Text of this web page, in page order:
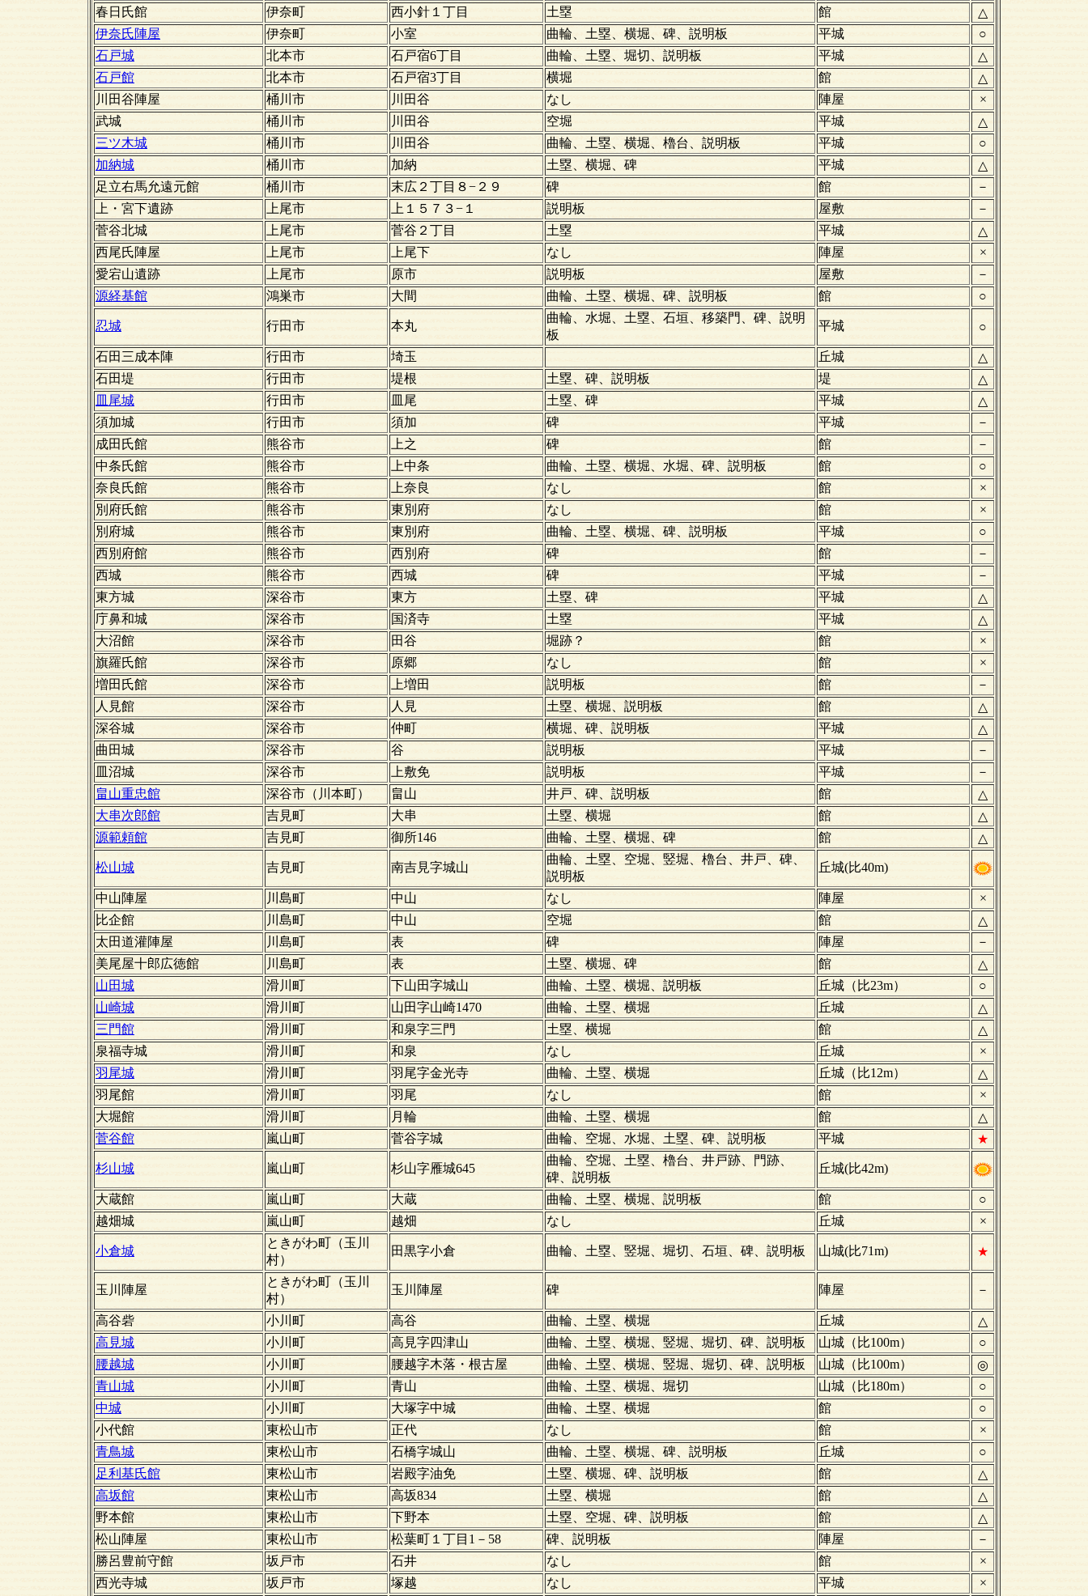
春日氏館
伊奈町 西小針１丁目 土塁 館
△
伊奈氏陣屋
伊奈町 小室 曲輪、土塁、横堀、碑、説明板 平城
○
石戸城
北本市 石戸宿6丁目 曲輪、土塁、堀切、説明板 平城
△
石戸館
北本市 石戸宿3丁目 横堀 館
△
川田谷陣屋
桶川市 川田谷 なし 陣屋
×
武城
桶川市 川田谷 空堀 平城
△
三ツ木城
桶川市 川田谷 曲輪、土塁、横堀、櫓台、説明板 平城
○
加納城
桶川市 加納 土塁、横堀、碑 平城
△
足立右馬允遠元館
桶川市 末広２丁目８−２９ 碑 館
－
上・宮下遺跡
上尾市 上１５７３−１ 説明板 屋敷
－
菅谷北城
上尾市 菅谷２丁目 土塁 平城
△
西尾氏陣屋
上尾市 上尾下 なし 陣屋
×
愛宕山遺跡
上尾市 原市 説明板 屋敷
－
源経基館
鴻巣市 大間 曲輪、土塁、横堀、碑、説明板 館 ○
忍城 行田市 本丸
曲輪、水堀、土塁、石垣、移築門、碑、説明
板
平城 ○
石田三成本陣 行田市 埼玉 丘城
△
石田堤
行田市 堤根 土塁、碑、説明板 堤
△
皿尾城
行田市 皿尾 土塁、碑 平城
△
須加城
行田市 須加 碑 平城
－
成田氏館
熊谷市 上之 碑 館
－
中条氏館
熊谷市 上中条 曲輪、土塁、横堀、水堀、碑、説明板 館
○
奈良氏館
熊谷市 上奈良 なし 館
×
別府氏館
熊谷市 東別府 なし 館
×
別府城
熊谷市 東別府 曲輪、土塁、横堀、碑、説明板 平城
○
西別府館
熊谷市 西別府 碑 館
－
西城
熊谷市 西城 碑 平城
－
東方城
深谷市 東方 土塁、碑 平城
△
庁鼻和城
深谷市 国済寺 土塁 平城
△
大沼館
深谷市 田谷 堀跡？ 館
×
旗羅氏館
深谷市 原郷 なし 館
×
増田氏館
深谷市 上増田 説明板 館
－
人見館
深谷市 人見 土塁、横堀、説明板 館
△
深谷城
深谷市 仲町 横堀、碑、説明板 平城
△
曲田城
深谷市 谷 説明板 平城
－
皿沼城
深谷市 上敷免 説明板 平城
－
畠山重忠館
深谷市（川本町） 畠山 井戸、碑、説明板 館
△
大串次郎館
吉見町 大串 土塁、横堀 館
△
源範頼館
吉見町 御所146 曲輪、土塁、横堀、碑 館 △
松山城 吉見町 南吉見字城山
曲輪、土塁、空堀、竪堀、櫓台、井戸、碑、
説明板
丘城(比40m)
中山陣屋 川島町 中山 なし 陣屋
×
比企館
川島町 中山 空堀 館
△
太田道灌陣屋
川島町 表 碑 陣屋
－
美尾屋十郎広徳館
川島町 表 土塁、横堀、碑 館
△
山田城
滑川町 下山田字城山 曲輪、土塁、横堀、説明板 丘城（比23m）
○
山崎城
滑川町 山田字山崎1470 曲輪、土塁、横堀 丘城
△
三門館
滑川町 和泉字三門 土塁、横堀 館
△
泉福寺城
滑川町 和泉 なし 丘城
×
羽尾城
滑川町 羽尾字金光寺 曲輪、土塁、横堀 丘城（比12m）
△
羽尾館
滑川町 羽尾 なし 館
×
大堀館
滑川町 月輪 曲輪、土塁、横堀 館
△
菅谷館
嵐山町 菅谷字城 曲輪、空堀、水堀、土塁、碑、説明板 平城 ★
杉山城 嵐山町 杉山字雁城645
曲輪、空堀、土塁、櫓台、井戸跡、門跡、
碑、説明板
丘城(比42m)
大蔵館 嵐山町 大蔵 曲輪、土塁、横堀、説明板 館
○
越畑城
嵐山町 越畑 なし 丘城 ×
小倉城
ときがわ町（玉川
村）
田黒字小倉 曲輪、土塁、竪堀、堀切、石垣、碑、説明板 山城(比71m) ★
玉川陣屋
ときがわ町（玉川
村）
玉川陣屋 碑 陣屋 －
高谷砦 小川町 高谷 曲輪、土塁、横堀 丘城
△
高見城
小川町 高見字四津山 曲輪、土塁、横堀、竪堀、堀切、碑、説明板 山城（比100m）
○
腰越城
小川町 腰越字木落・根古屋 曲輪、土塁、横堀、竪堀、堀切、碑、説明板 山城（比100m）
◎
青山城
小川町 青山 曲輪、土塁、横堀、堀切 山城（比180m）
○
中城
小川町 大塚字中城 曲輪、土塁、横堀 館
○
小代館
東松山市 正代 なし 館
×
青鳥城
東松山市 石橋字城山 曲輪、土塁、横堀、碑、説明板 丘城
○
足利基氏館
東松山市 岩殿字油免 土塁、横堀、碑、説明板 館
△
高坂館
東松山市 高坂834 土塁、横堀 館
△
野本館
東松山市 下野本 土塁、空堀、碑、説明板 館
△
松山陣屋
東松山市 松葉町１丁目1－58 碑、説明板 陣屋
－
勝呂豊前守館
坂戸市 石井 なし 館
×
西光寺城
坂戸市 塚越 なし 平城 ×